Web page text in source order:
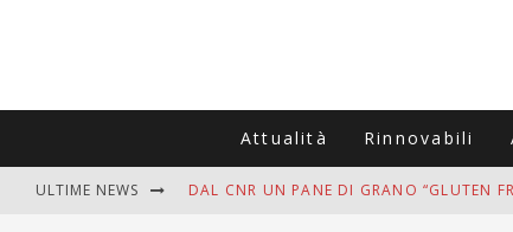
Attualità Rinnovabili
ULTIME NEWS DAL CNR UN PANE DI GRANO “GLUTEN